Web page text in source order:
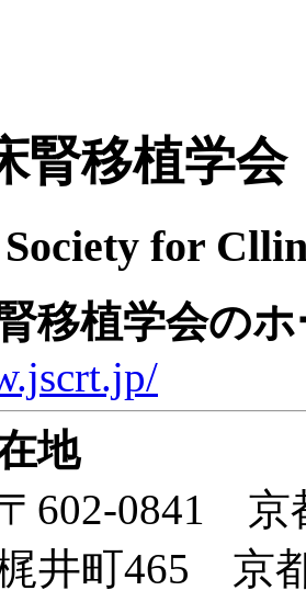
腎移植学会
Society for
移植学会の
地
京都府
井町465 京